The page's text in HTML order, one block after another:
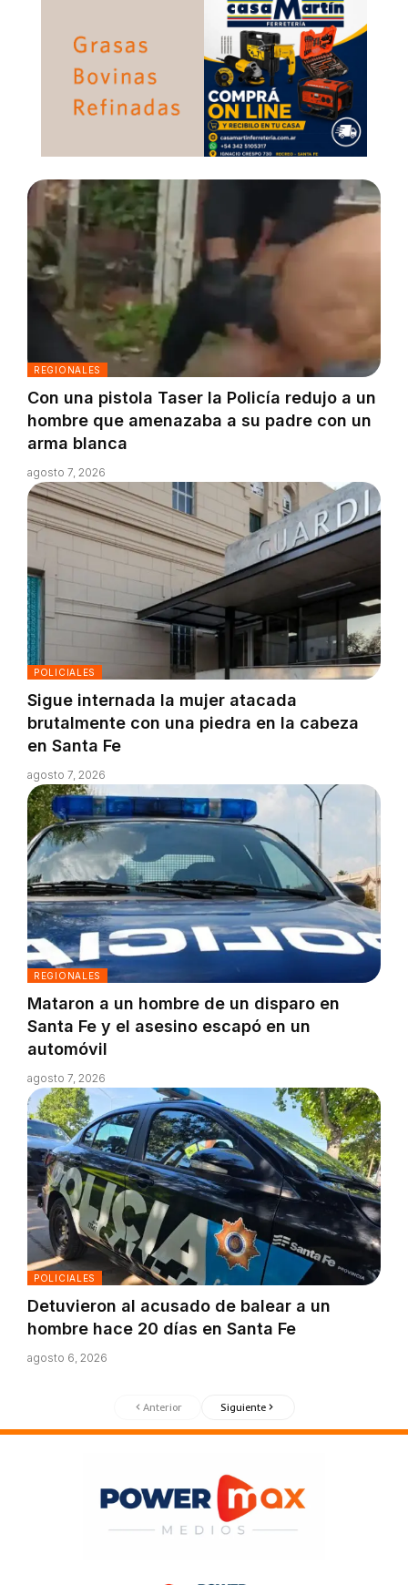
REGIONALES
Con una pistola Taser la Policía redujo a un
hombre que amenazaba a su padre con un
arma blanca
agosto 7, 2026
POLICIALES
Sigue internada la mujer atacada
brutalmente con una piedra en la cabeza
en Santa Fe
agosto 7, 2026
REGIONALES
Mataron a un hombre de un disparo en
Santa Fe y el asesino escapó en un
automóvil
agosto 7, 2026
POLICIALES
Detuvieron al acusado de balear a un
hombre hace 20 días en Santa Fe
agosto 6, 2026
Anterior Siguiente